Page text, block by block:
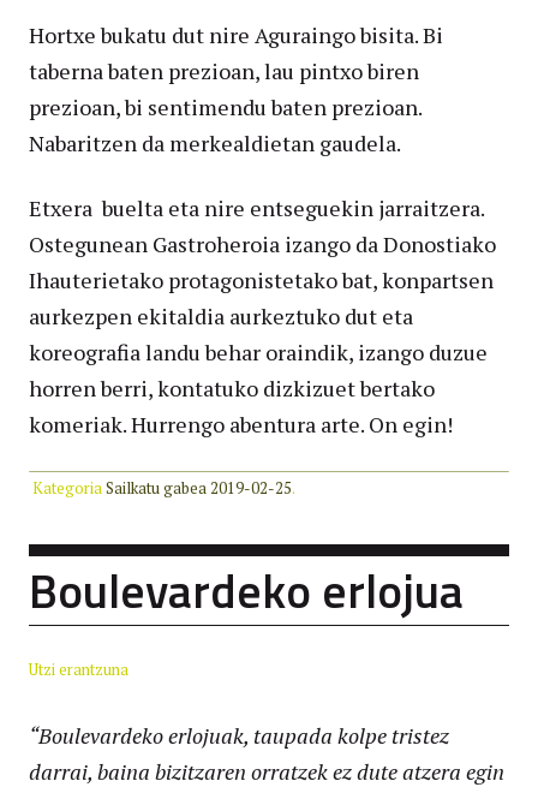
Hortxe bukatu dut nire Aguraingo bisita. Bi
taberna baten prezioan, lau pintxo biren
prezioan, bi sentimendu baten prezioan.
Nabaritzen da merkealdietan gaudela.
Etxera buelta eta nire entseguekin jarraitzera.
Ostegunean Gastroheroia izango da Donostiako
Ihauterietako protagonistetako bat, konpartsen
aurkezpen ekitaldia aurkeztuko dut eta
koreografia landu behar oraindik, izango duzue
horren berri, kontatuko dizkizuet bertako
komeriak. Hurrengo abentura arte. On egin!
KategoriaSailkatu gabea2019-02-25.
Boulevardeko erlojua
Utzi erantzuna
“Boulevardeko erlojuak, taupada kolpe tristez
darrai, baina bizitzaren orratzek ez dute atzera egin